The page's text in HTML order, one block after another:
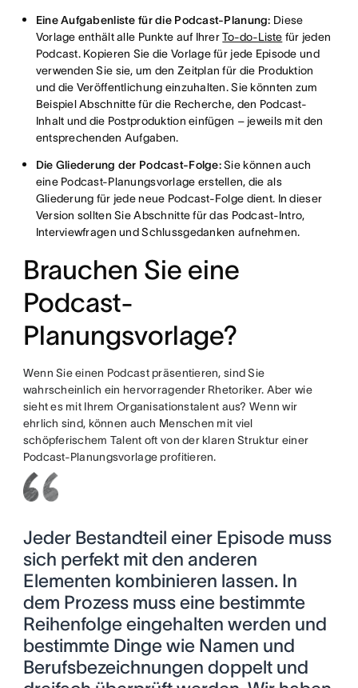
Eine Aufgabenliste für die Podcast-Planung: Diese
Vorlage enthält alle Punkte auf IhrerTo-do-Liste für jeden
Podcast. Kopieren Sie die Vorlage für jede Episode und
verwenden Sie sie, um den Zeitplan für die Produktion
und die Veröffentlichung einzuhalten. Sie könnten zum
Beispiel Abschnitte für die Recherche, den Podcast-
Inhalt und die Postproduktion einfügen – jeweils mit den
entsprechenden Aufgaben.
Die Gliederung der Podcast-Folge:Sie können auch
eine Podcast-Planungsvorlage erstellen, die als
Gliederung für jede neue Podcast-Folge dient. In dieser
Version sollten Sie Abschnitte für das Podcast-Intro,
Interviewfragen und Schlussgedanken aufnehmen.
Brauchen Sie eine
Podcast-
Planungsvorlage?
Wenn Sie einen Podcast präsentieren, sind Sie
wahrscheinlich ein hervorragender Rhetoriker. Aber wie
sieht es mit Ihrem Organisationstalent aus? Wenn wir
ehrlich sind, können auch Menschen mit viel
schöpferischem Talent oft von der klaren Struktur einer
Podcast-Planungsvorlage profitieren.
Jeder Bestandteil einer Episode muss
sich perfekt mit den anderen
Elementen kombinieren lassen. In
dem Prozess muss eine bestimmte
Reihenfolge eingehalten werden und
bestimmte Dinge wie Namen und
Berufsbezeichnungen doppelt und